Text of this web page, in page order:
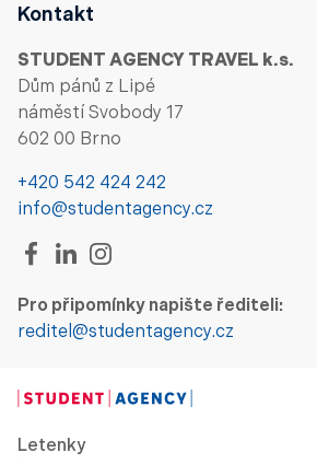
Kontakt
STUDENT AGENCY TRAVEL k.s.
Dům pánů z Lipé
náměstí Svobody 17
602 00 Brno
+420 542 424 242
info@studentagency.cz
Pro připomínky napište řediteli:
reditel@studentagency.cz
Letenky